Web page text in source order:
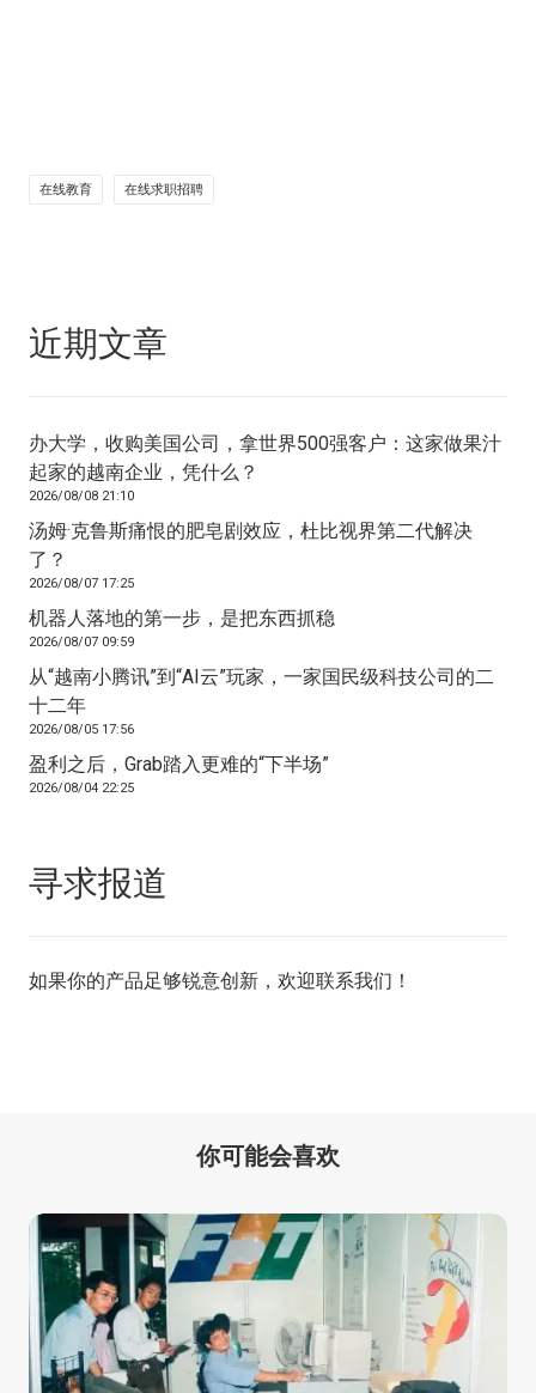
在线教育 在线求职招聘
近期文章
办大学，收购美国公司，拿世界500强客户：这家做果汁
起家的越南企业，凭什么？
2026/08/08 21:10
汤姆·克鲁斯痛恨的肥皂剧效应，杜比视界第二代解决
了？
2026/08/07 17:25
机器人落地的第一步，是把东西抓稳
2026/08/07 09:59
从“越南小腾讯”到“AI云”玩家，一家国民级科技公司的二
十二年
2026/08/05 17:56
盈利之后，Grab踏入更难的“下半场”
2026/08/04 22:25
寻求报道
如果你的产品足够锐意创新，欢迎联系我们 ！
你可能会喜欢